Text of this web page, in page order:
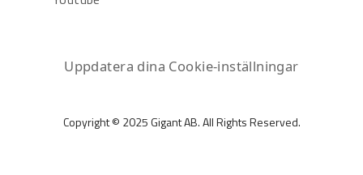
Uppdatera dina Cookie-inställningar
Copyright © 2025 Gigant AB. All Rights Reserved.